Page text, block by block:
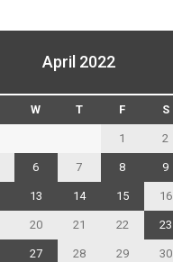
April 2022
W T F S
1 2
6 7 8 9
13 14 15 16
20 21 22 23
27 28 29
30